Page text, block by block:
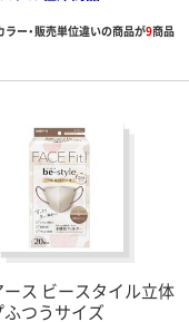
ラー・販売単位違いの商品が9商品
ース ビースタイル立体
ふつうサイズ